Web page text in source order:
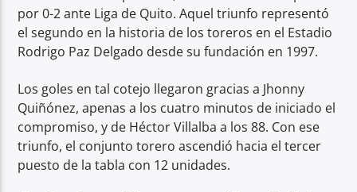
por 0-2 ante Liga de Quito. Aquel triunfo representó
el segundo en la historia de los toreros en el Estadio
Rodrigo Paz Delgado desde su fundación en 1997.
Los goles en tal cotejo llegaron gracias a Jhonny
Quiñónez, apenas a los cuatro minutos de iniciado el
compromiso, y de Héctor Villalba a los 88. Con ese
triunfo, el conjunto torero ascendió hacia el tercer
puesto de la tabla con 12 unidades.